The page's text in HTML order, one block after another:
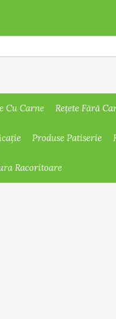
Cu Carne Rețete Fără
Produse Patiserie
Racoritoare